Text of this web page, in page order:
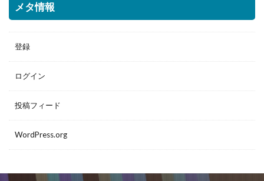
メタ情報
登録
ログイン
投稿フィード
WordPress.org